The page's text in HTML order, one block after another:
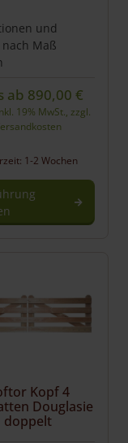
und
Maß
ab 890,00 €
19% MwSt., zzgl.
1-2 Wochen
Kopf 4
Douglasie
doppelt